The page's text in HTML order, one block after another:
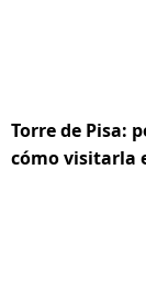
Torre de Pisa:
cómo visitarla